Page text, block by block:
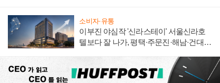
소비자·유통
이부진 야심작 '신라스테이' 서울신라호
텔보다 잘 나가, 평택·주문진·해남·건대로